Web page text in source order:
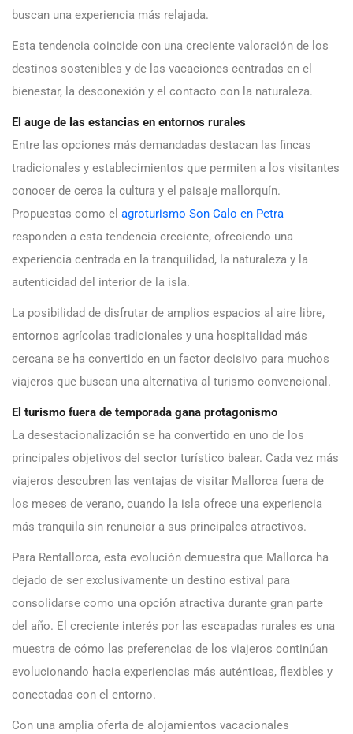
buscan una experiencia más relajada.
Esta tendencia coincide con una creciente valoración de los
destinos sostenibles y de las vacaciones centradas en el
bienestar, la desconexión y el contacto con la naturaleza.
El auge de las estancias en entornos rurales
Entre las opciones más demandadas destacan las fincas
tradicionales y establecimientos que permiten a los visitantes
conocer de cerca la cultura y el paisaje mallorquín.
Propuestas como el agroturismo Son Calo en Petra
responden a esta tendencia creciente, ofreciendo una
experiencia centrada en la tranquilidad, la naturaleza y la
autenticidad del interior de la isla.
La posibilidad de disfrutar de amplios espacios al aire libre,
entornos agrícolas tradicionales y una hospitalidad más
cercana se ha convertido en un factor decisivo para muchos
viajeros que buscan una alternativa al turismo convencional.
El turismo fuera de temporada gana protagonismo
La desestacionalización se ha convertido en uno de los
principales objetivos del sector turístico balear. Cada vez más
viajeros descubren las ventajas de visitar Mallorca fuera de
los meses de verano, cuando la isla ofrece una experiencia
más tranquila sin renunciar a sus principales atractivos.
Para Rentallorca, esta evolución demuestra que Mallorca ha
dejado de ser exclusivamente un destino estival para
consolidarse como una opción atractiva durante gran parte
del año. El creciente interés por las escapadas rurales es una
muestra de cómo las preferencias de los viajeros continúan
evolucionando hacia experiencias más auténticas, flexibles y
conectadas con el entorno.
Con una amplia oferta de alojamientos vacacionales